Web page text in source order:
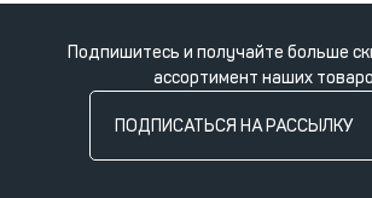
Подпишитесь и получайте больше
ассортимент наших
ПОДПИСАТЬСЯ НА РАССЫЛКУ